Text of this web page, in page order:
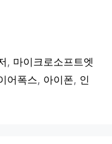
, 마이크로소프트엣
어폭스, 아이폰, 인